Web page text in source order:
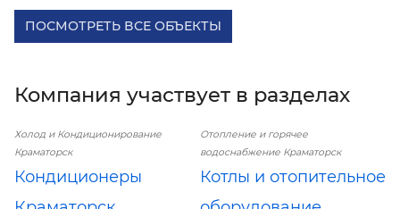
ПОСМОТРЕТЬ ВСЕ ОБЪЕКТЫ
Компания участвует в разделах
Холод и Кондиционирование
Краматорск
Кондиционеры
Отопление и горячее
водоснабжение Краматорск
Котлы и отопительное